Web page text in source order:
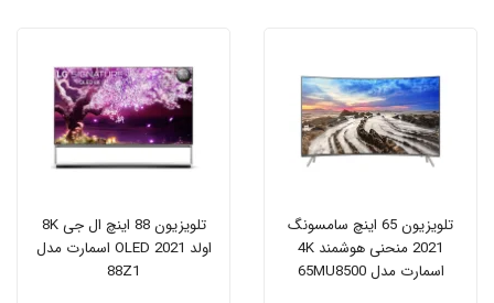
تلویزیون 65 اینچ سامسونگ
2021 منحنی هوشمند 4K
اسمارت مدل 65MU8500
تلویزیون 88 اینچ ال جی 8K
اولد OLED 2021 اسمارت مدل
88Z1